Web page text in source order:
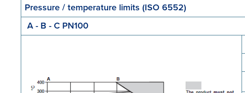
Pressure / temperature limits (ISO 6552)
A - B - C PN100